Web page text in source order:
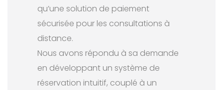
qu’une solution de paiement
sécurisée pour les consultations à
distance.
Nous avons répondu à sa demande
en développant un système de
réservation intuitif, couplé à un